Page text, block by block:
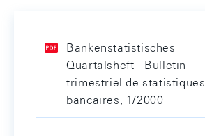
Bankenstatistisches
Quartalsheft - Bulletin
trimestriel de statistiques
bancaires, 1/2000